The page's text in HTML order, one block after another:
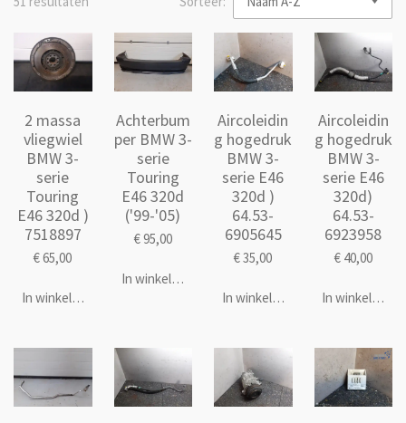
2 massa
vliegwiel
BMW 3-
serie
Touring
E46 320d )
7518897
€ 65,00
In winkelwagen
Achterbum
per BMW 3-
serie
Touring
E46 320d
('99-'05)
€ 95,00
In winkelwagen
Aircoleidin
g hogedruk
BMW 3-
serie E46
320d )
64.53-
6905645
€ 35,00
In winkelwagen
Aircoleidin
g hogedruk
BMW 3-
serie E46
320d)
64.53-
6923958
€ 40,00
In